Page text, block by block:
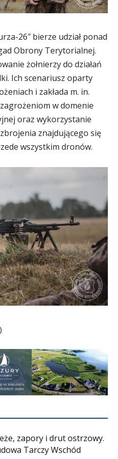
26″ bierze udział ponad
Obrony Terytorialnej.
żołnierzy do działań
Ich scenariusz oparty
i zakłada m. in.
w domenie
oraz wykorzystanie
znajdującego się
wszystkim dronów.
zapory i drut ostrzowy.
Tarczy Wschód